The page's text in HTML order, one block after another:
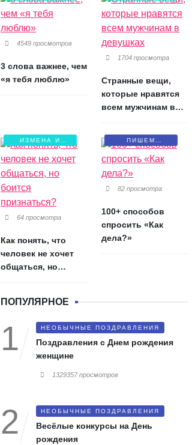
СОХРАНИТЬ
ЛЮБОВЬ?
4549 просмотров
3 слова важнее, чем
«я тебя люблю»
ЛЮБВИ
1704 просмотра
Странные вещи,
которые нравятся
всем мужчинам в
ИЗМЕНА И
БОЛЬ
64 просмотра
Как понять, что
человек не хочет
общаться, но
ПИШЕМ
ПИСЬМА
82 просмотра
100+ способов
спросить «Как
дела?»
ПОПУЛЯРНОЕ
НЕОБЫЧНЫЕ ПОЗДРАВЛЕНИЯ
Поздравления с Днем рождения
женщине
1329357 просмотров
НЕОБЫЧНЫЕ ПОЗДРАВЛЕНИЯ
Весёлые конкурсы на День
рождения